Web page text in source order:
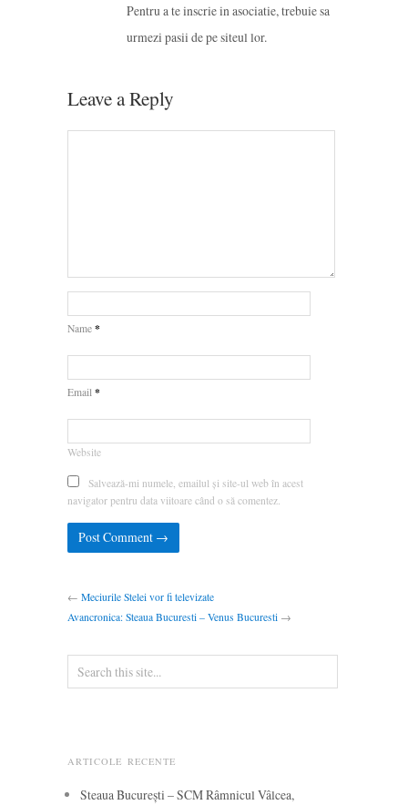
Pentru a te inscrie in asociatie, trebuie sa
urmezi pasii de pe siteul lor.
Leave a Reply
Name *
Email *
Website
Salvează-mi numele, emailul și site-ul web în acest
navigator pentru data viitoare când o să comentez.
← Meciurile Stelei vor fi televizate
Avancronica: Steaua Bucuresti – Venus Bucuresti →
ARTICOLE RECENTE
Steaua București – SCM Râmnicul Vâlcea,